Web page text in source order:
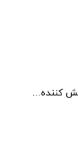
کننده...